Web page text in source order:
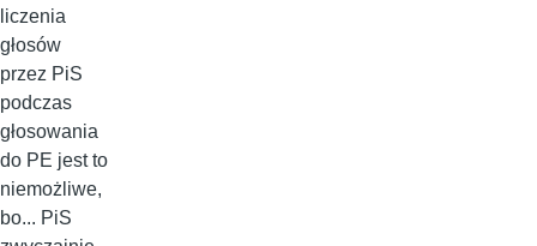
liczenia
głosów
przez PiS
podczas
głosowania
do PE jest to
niemożliwe,
bo... PiS